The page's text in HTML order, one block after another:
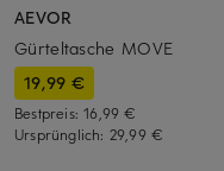
AEVOR
Gürteltasche MOVE
19,99 €
Bestpreis:16,99 €
Ursprünglich: 29,99 €